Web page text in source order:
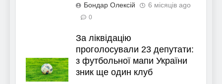
Бондар Олексій 6 місяців ago
0
За ліквідацію
проголосували 23 депутати:
з футбольної мапи України
зник ще один клуб